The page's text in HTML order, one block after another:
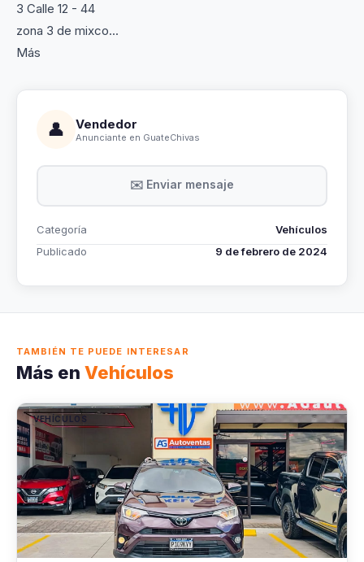
3 Calle 12 - 44
zona 3 de mixco...
Más
👤 Vendedor
Anunciante en GuateChivas
✉️ Enviar mensaje
Categoría
Vehículos
Publicado
9 de febrero de 2024
TAMBIÉN TE PUEDE INTERESAR
Más en Vehículos
VEHÍCULOS